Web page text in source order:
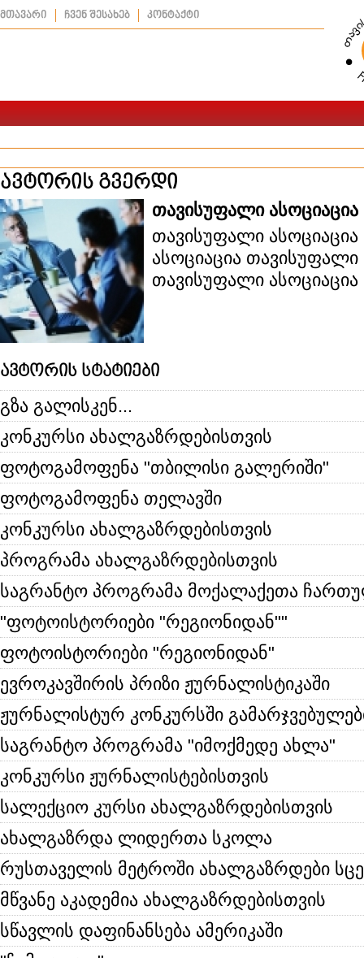
მთავარი ჩვენ შესახებ კონტაქტი
ავტორის გვერდი
თავისუფალი ასოციაცია
თავისუფალი
ასოციაცია თავისუფალი
თავისუფალი ასოციაცია
ავტორის სტატიები
გზა გალისკენ...
კონკურსი ახალგაზრდებისთვის
ფოტოგამოფენა "თბილისი გალერიში"
ფოტოგამოფენა თელავში
კონკურსი ახალგაზრდებისთვის
პროგრამა ახალგაზრდებისთვის
საგრანტო პროგრამა მოქალაქეთა
"ფოტოისტორიები "რეგიონიდან""
ფოტოისტორიები "რეგიონიდან"
ევროკავშირის პრიზი ჟურნალისტიკაში
ჟურნალისტურ კონკურსში
საგრანტო პროგრამა "იმოქმედე ახლა"
კონკურსი ჟურნალისტებისთვის
სალექციო კურსი ახალგაზრდებისთვის
ახალგაზრდა ლიდერთა სკოლა
რუსთაველის მეტროში ახალგაზრდები
მწვანე აკადემია ახალგაზრდებისთვის
სწავლის დაფინანსება ამერიკაში